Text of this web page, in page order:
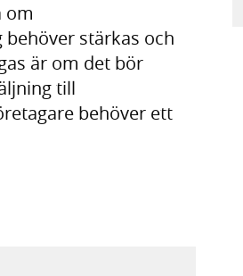
om
stärkas och
är om det bör
till
behöver ett